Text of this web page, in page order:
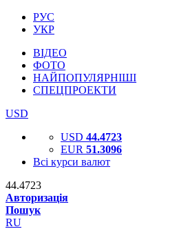
РУС
УКР
ВІДЕО
ФОТО
НАЙПОПУЛЯРНІШІ
СПЕЦПРОЕКТИ
USD
USD 44.4723
EUR 51.3096
Всі курси валют
44.4723
Авторизація
Пошук
RU